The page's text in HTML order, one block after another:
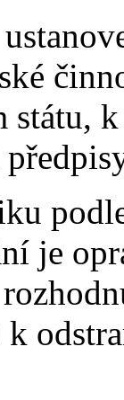
státu,
je